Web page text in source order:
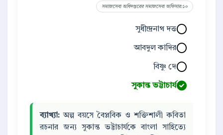
সমাজসেবা অধিদপ্তরের সমাজসেবা অফিসার:১০
সুধীন্দ্রনাথ দত্ত
আবদুল কাদির
বিষ্ণু দে
সুকান্ত ভট্টাচার্য
ব্যাখ্যা: অল্প বয়সে বৈপ্লবিক ও শক্তিশালী কবিতা
রচনার জন্য সুকান্ত ভট্টাচার্যকে বাংলা সাহিত্যে